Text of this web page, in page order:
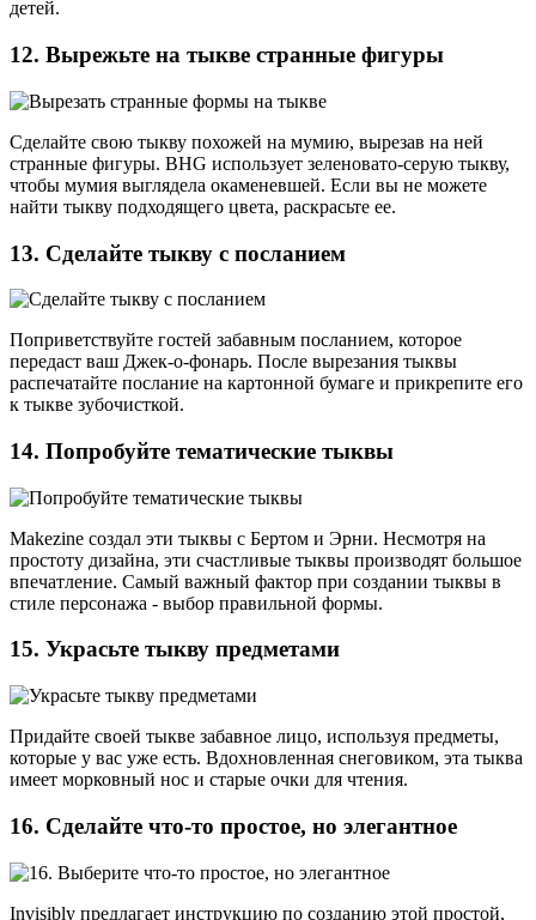
детей.
12. Вырежьте на тыкве странные фигуры
Сделайте свою тыкву похожей на мумию, вырезав на ней
странные фигуры. BHG использует зеленовато-серую тыкву,
чтобы мумия выглядела окаменевшей. Если вы не можете
найти тыкву подходящего цвета, раскрасьте ее.
13. Сделайте тыкву с посланием
Поприветствуйте гостей забавным посланием, которое
передаст ваш Джек-о-фонарь. После вырезания тыквы
распечатайте послание на картонной бумаге и прикрепите его
к тыкве зубочисткой.
14. Попробуйте тематические тыквы
Makezine создал эти тыквы с Бертом и Эрни. Несмотря на
простоту дизайна, эти счастливые тыквы производят большое
впечатление. Самый важный фактор при создании тыквы в
стиле персонажа - выбор правильной формы.
15. Украсьте тыкву предметами
Придайте своей тыкве забавное лицо, используя предметы,
которые у вас уже есть. Вдохновленная снеговиком, эта тыква
имеет морковный нос и старые очки для чтения.
16. Сделайте что-то простое, но элегантное
Invisibly предлагает инструкцию по созданию этой простой,